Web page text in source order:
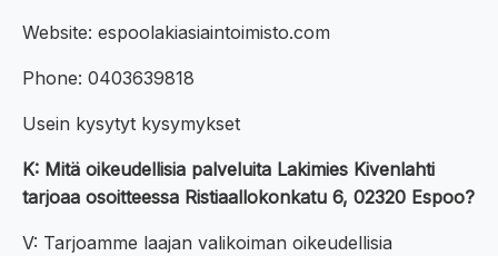
Website: espoolakiasiaintoimisto.com
Phone: 0403639818
Usein kysytyt kysymykset
K: Mitä oikeudellisia palveluita Lakimies Kivenlahti
tarjoaa osoitteessa Ristiaallokonkatu 6, 02320 Espoo?
V: Tarjoamme laajan valikoiman oikeudellisia